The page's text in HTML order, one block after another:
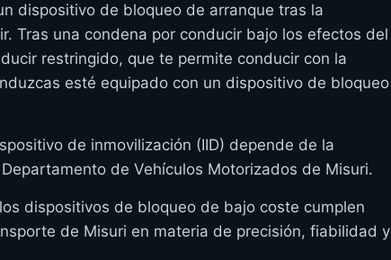
dispositivo de bloqueo de arranque tras la
Tras una condena por conducir bajo los efectos del
restringido, que te permite conducir con la
esté equipado con un dispositivo de bloqueo
de inmovilización (IID) depende de la
de Vehículos Motorizados de Misuri.
dispositivos de bloqueo de bajo coste cumplen
de Misuri en materia de precisión, fiabilidad y